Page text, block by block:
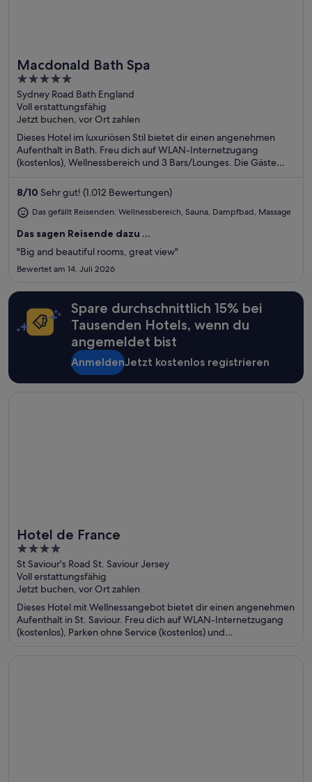
Toll für Wellnesswochenenden
Macdonald Bath Spa
5
out
of
5
Sydney Road Bath England
Voll erstattungsfähig
Jetzt buchen, vor Ort zahlen
Dieses Hotel im luxuriösen Stil bietet dir einen angenehmen
Aufenthalt in Bath. Freu dich auf WLAN-Internetzugang
(kostenlos), Wellnessbereich und 3 Bars/Lounges. Die Gäste
beliebte Sehenswürdigkeiten – Roman Baths und Holburne
Museum – befinden sich in der Nähe.
8/10 Sehr gut! (1.012 Bewertungen)
Das gefällt Reisenden: Wellnessbereich, Sauna, Dampfbad, Massage
Das sagen Reisende dazu ...
"Big and beautiful rooms, great view"
Bewertet am 14. Juli 2026
Spare durchschnittlich 15% bei
Tausenden Hotels, wenn du
angemeldet bist
AnmeldenJetzt kostenlos registrieren
Toll für Wellnesswochenenden
Hotel de France
4
out
of
5
St Saviour's Road St. Saviour Jersey
Voll erstattungsfähig
Jetzt buchen, vor Ort zahlen
Dieses Hotel mit Wellnessangebot bietet dir einen angenehmen
Aufenthalt in St. Saviour. Freu dich auf WLAN-Internetzugang
(kostenlos), Parken ohne Service (kostenlos) und